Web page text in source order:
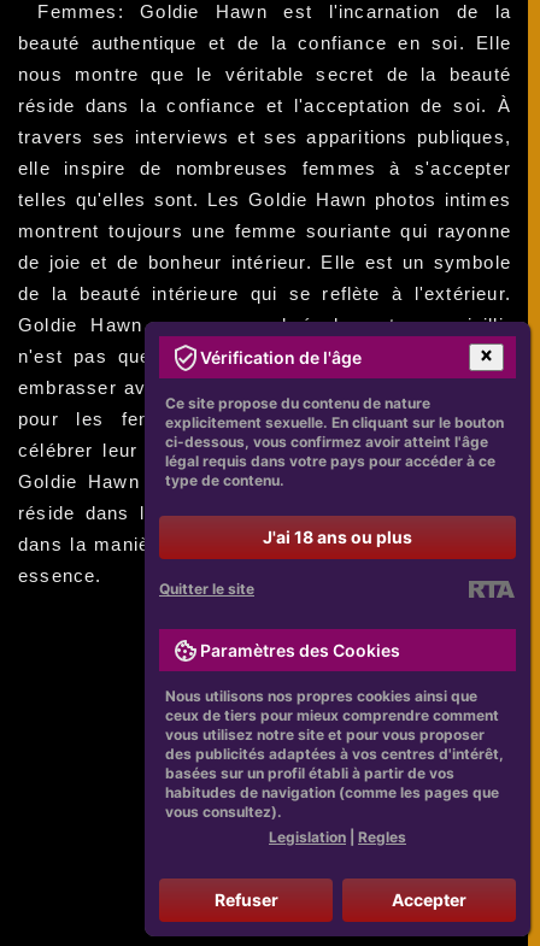
Femmes: Goldie Hawn est l'incarnation de la
beauté authentique et de la confiance en soi. Elle
nous montre que le véritable secret de la beauté
réside dans la confiance et l'acceptation de soi. À
travers ses interviews et ses apparitions publiques,
elle inspire de nombreuses femmes à s'accepter
telles qu'elles sont. Les Goldie Hawn photos intimes
montrent toujours une femme souriante qui rayonne
de joie et de bonheur intérieur. Elle est un symbole
de la beauté intérieure qui se reflète à l'extérieur.
Goldie Hawn nous apprend également que vieillir
n'est pas quelque chose à craindre, mais plutôt à
embrasser avec grâce et dignité. Elle est un modèle
pour les femmes de tous âges qui souhaitent
célébrer leur beauté authentique. En fin de compte,
Goldie Hawn nous rappelle que la véritable beauté
réside dans la façon dont nous nous percevons et
dans la manière dont nous embrassons notre propre
essence.
Vérification de l'âge
Ce site propose du contenu de nature
explicitement sexuelle. En cliquant sur le bouton
ci-dessous, vous confirmez avoir atteint l'âge
légal requis dans votre pays pour accéder à ce
type de contenu.
J'ai 18 ans ou plus
Quitter le site
Paramètres des Cookies
Nous utilisons nos propres cookies ainsi que
ceux de tiers pour mieux comprendre comment
vous utilisez notre site et pour vous proposer
des publicités adaptées à vos centres d'intérêt,
basées sur un profil établi à partir de vos
habitudes de navigation (comme les pages que
vous consultez).
Legislation
Regles
Refuser Accepter